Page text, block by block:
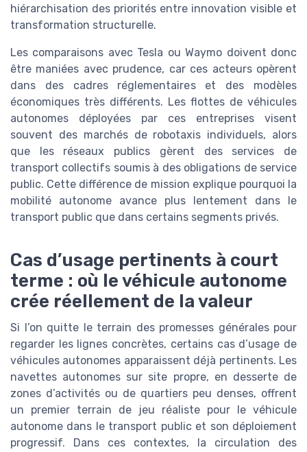
hiérarchisation des priorités entre innovation visible et
transformation structurelle.
Les comparaisons avec Tesla ou Waymo doivent donc
être maniées avec prudence, car ces acteurs opèrent
dans des cadres réglementaires et des modèles
économiques très différents. Les flottes de véhicules
autonomes déployées par ces entreprises visent
souvent des marchés de robotaxis individuels, alors
que les réseaux publics gèrent des services de
transport collectifs soumis à des obligations de service
public. Cette différence de mission explique pourquoi la
mobilité autonome avance plus lentement dans le
transport public que dans certains segments privés.
Cas d’usage pertinents à court
terme : où le véhicule autonome
crée réellement de la valeur
Si l’on quitte le terrain des promesses générales pour
regarder les lignes concrètes, certains cas d’usage de
véhicules autonomes apparaissent déjà pertinents. Les
navettes autonomes sur site propre, en desserte de
zones d’activités ou de quartiers peu denses, offrent
un premier terrain de jeu réaliste pour le véhicule
autonome dans le transport public et son déploiement
progressif. Dans ces contextes, la circulation des